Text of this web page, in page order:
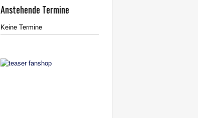
Anstehende Termine
Keine Termine